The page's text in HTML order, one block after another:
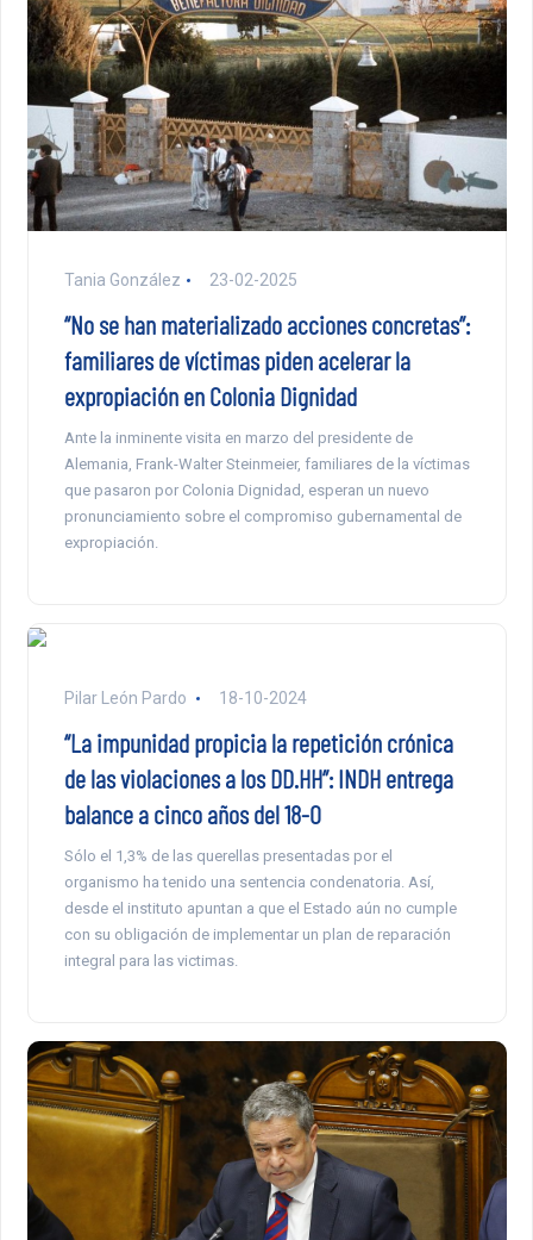
Tania González 23-02-2025
“No se han materializado acciones concretas”:
familiares de víctimas piden acelerar la
expropiación en Colonia Dignidad
Ante la inminente visita en marzo del presidente de
Alemania, Frank-Walter Steinmeier, familiares de la víctimas
que pasaron por Colonia Dignidad, esperan un nuevo
pronunciamiento sobre el compromiso gubernamental de
expropiación.
Pilar León Pardo 18-10-2024
“La impunidad propicia la repetición crónica
de las violaciones a los DD.HH”: INDH entrega
balance a cinco años del 18-O
Sólo el 1,3% de las querellas presentadas por el
organismo ha tenido una sentencia condenatoria. Así,
desde el instituto apuntan a que el Estado aún no cumple
con su obligación de implementar un plan de reparación
integral para las victimas.